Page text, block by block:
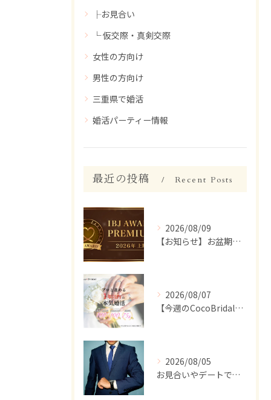
├お見合い
└ 仮交際・真剣交際
女性の方向け
男性の方向け
三重県で婚活
婚活パーティー情報
最近の投稿 Recent Posts
2026/08/09
【お知らせ】お盆期間のサポート体制について
2026/08/07
【今週のCocoBridal】8/1〜8/7 会員様 活動報告✨
2026/08/05
お見合いやデートで、ついつい話しすぎちゃう人いませんか？【婚活 男性 話しすぎ】